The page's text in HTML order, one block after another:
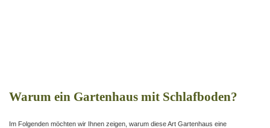
Warum ein Gartenhaus mit Schlafboden?
Im Folgenden möchten wir Ihnen zeigen, warum diese Art Gartenhaus eine